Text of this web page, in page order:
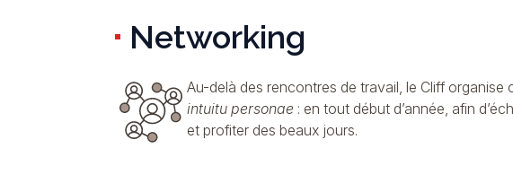
Networking
Au-delà des rencontres de travail, le Cliff
intuitu personae : en tout début d’année, afin
et profiter des beaux jours.